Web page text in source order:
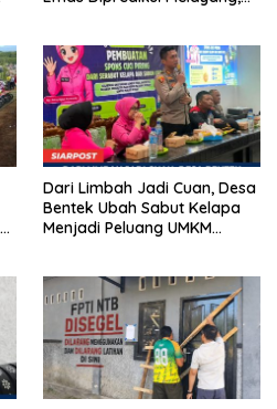
Dari Limbah Jadi Cuan, Desa
Bentek Ubah Sabut Kelapa
Menjadi Peluang UMKM